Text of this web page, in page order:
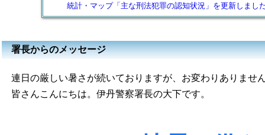
統計・マップ「主な刑法犯罪の認知状況」を更新しまし
署長からのメッセージ
連日の厳しい暑さが続いておりますが、お変わりありませ
皆さんこんにちは。伊丹警察署長の大下です。